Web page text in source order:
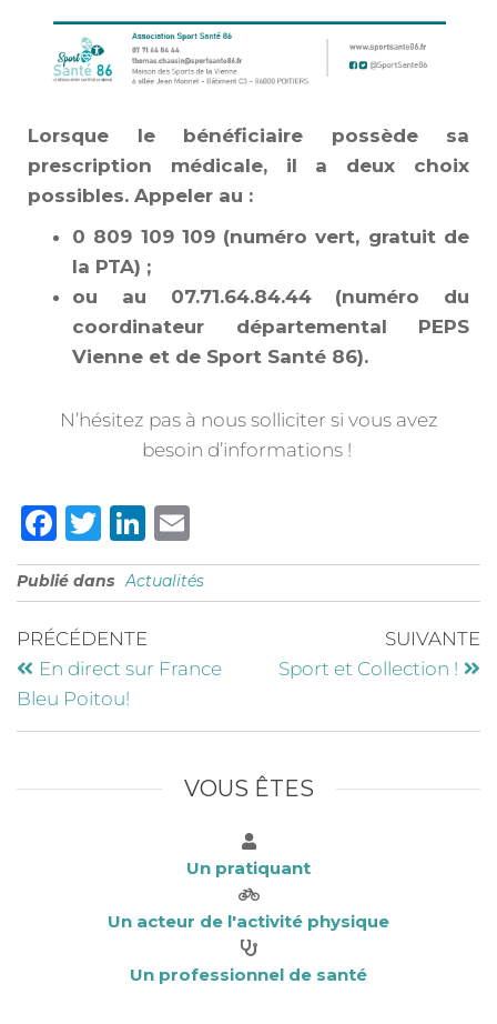
Lorsque le bénéficiaire possède sa
prescription médicale, il a deux choix
possibles. Appeler au :
0 809 109 109 (numéro vert, gratuit de
la PTA) ;
ou au 07.71.64.84.44 (numéro du
coordinateur départemental PEPS
Vienne et de Sport Santé 86).
N’hésitez pas à nous solliciter si vous avez
besoin d’informations !
F
a
c
e
b
o
o
T
w
it
te
r
Li
n
k
e
dI
m
ai
Publié dans Actualités
PRÉCÉDENTE
En direct sur France
Bleu Poitou!
SUIVANTE
Sport et Collection !
VOUS ÊTES
Un pratiquant
Un acteur de l'activité physique
Un professionnel de santé